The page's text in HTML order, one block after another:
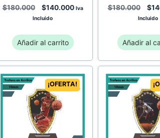
$180.000 $140.000 Iva
Incluido
Añadir al carrito
$180.000 $
Incluido
Añadir al
¡OFERTA!